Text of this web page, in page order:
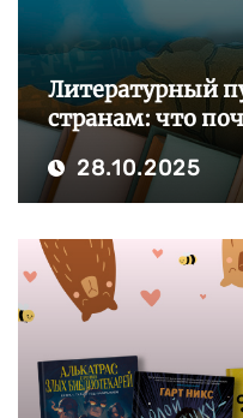
Литературный
странам: что
28.10.2025